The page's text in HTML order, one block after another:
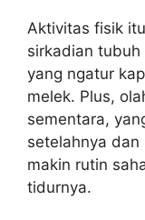
Aktivitas fisik
sirkadian
yang ngatur
melek. Plus,
sementara,
setelahnya dan
makin rutin
tidurnya.